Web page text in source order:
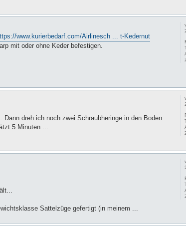
www.kurierbedarf.com/Airlinesch ... t-Kedernut
mit oder ohne Keder befestigen.
dreh ich noch zwei Schraubheringe in den Boden
5 Minuten ...
Sattelzüge gefertigt (in meinem ...